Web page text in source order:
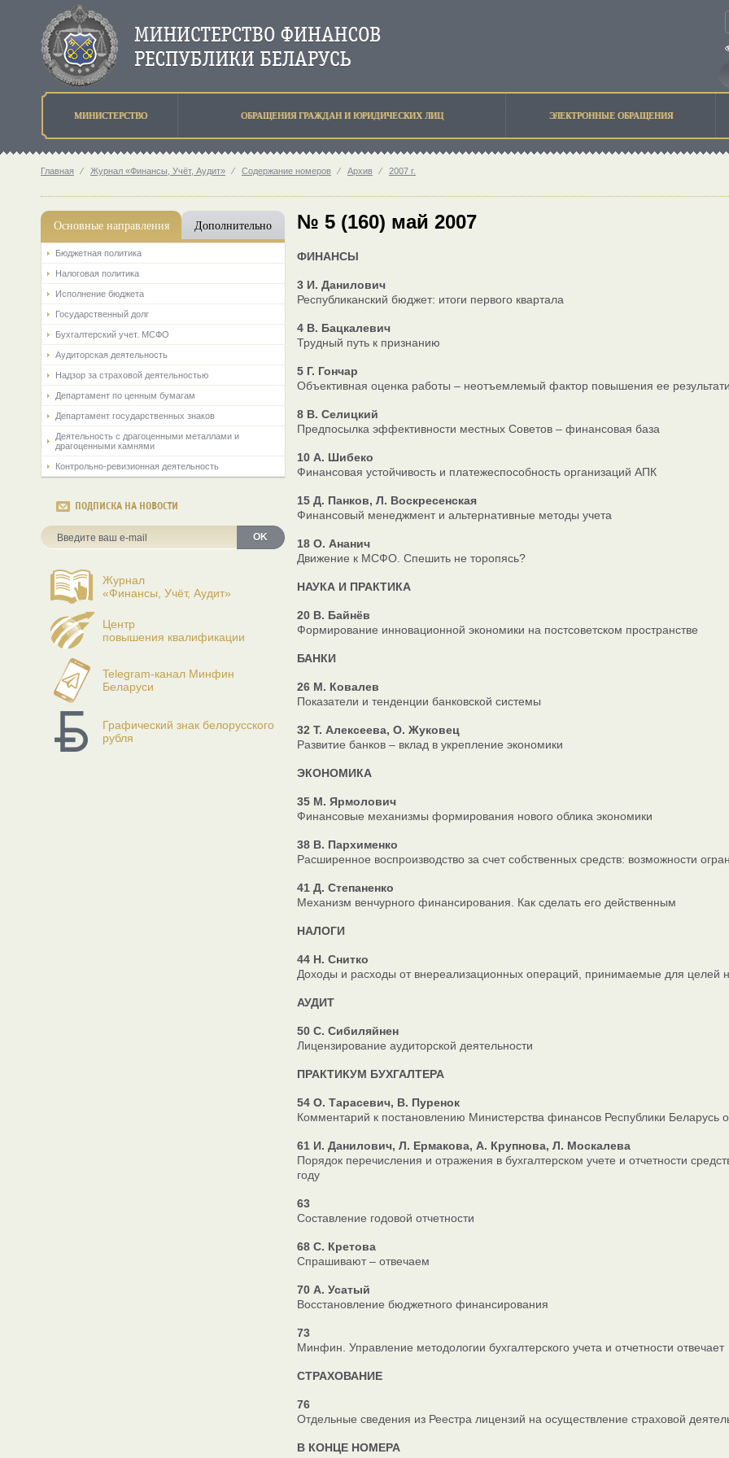
МИНИСТЕРСТВО ОБРАЩЕНИЯ ГРАЖДАН И ЮРИДИЧЕСКИХ ЛИЦ ЭЛЕКТРОННЫЕ ОБРАЩЕНИЯ
Главная ⁄ Журнал «Финансы, Учёт, Аудит» ⁄ Содержание номеров ⁄ Архив ⁄ 2007 г.
Основные направления Дополнительно
Бюджетная политика
Налоговая политика
Исполнение бюджета
Государственный долг
Бухгалтерский учет. МСФО
Аудиторская деятельность
Надзор за страховой деятельностью
Департамент по ценным бумагам
Департамент государственных знаков
Деятельность с драгоценными металлами и
драгоценными камнями
Контрольно-ревизионная деятельность
ПОДПИСКА НА НОВОСТИ
OK
Журнал
«Финансы, Учёт, Аудит»
Центр
повышения квалификации
Telegram-канал Минфин
Беларуси
Графический знак белорусского
рубля
№ 5 (160) май 2007
ФИНАНСЫ
3 И. Данилович
Республиканский бюджет: итоги первого квартала
4 В. Бацкалевич
Трудный путь к признанию
5 Г. Гончар
Объективная оценка работы – неотъемлемый фактор повышения ее
8 В. Селицкий
Предпосылка эффективности местных Советов – финансовая база
10 А. Шибеко
Финансовая устойчивость и платежеспособность организаций АПК
15 Д. Панков, Л. Воскресенская
Финансовый менеджмент и альтернативные методы учета
18 О. Ананич
Движение к МСФО. Спешить не торопясь?
НАУКА И ПРАКТИКА
20 В. Байнёв
Формирование инновационной экономики на постсоветском пространстве
БАНКИ
26 М. Ковалев
Показатели и тенденции банковской системы
32 Т. Алексеева, О. Жуковец
Развитие банков – вклад в укрепление экономики
ЭКОНОМИКА
35 М. Ярмолович
Финансовые механизмы формирования нового облика экономики
38 В. Пархименко
Расширенное воспроизводство за счет собственных средств: возможности
41 Д. Степаненко
Механизм венчурного финансирования. Как сделать его действенным
НАЛОГИ
44 Н. Снитко
Доходы и расходы от внереализационных операций, принимаемые для целей
АУДИТ
50 С. Сибиляйнен
Лицензирование аудиторской деятельности
ПРАКТИКУМ БУХГАЛТЕРА
54 О. Тарасевич, В. Пуренок
Комментарий к постановлению Министерства финансов Республики Беларусь
61 И. Данилович, Л. Ермакова, А. Крупнова, Л. Москалева
Порядок перечисления и отражения в бухгалтерском учете и отчетности
году
63
Составление годовой отчетности
68 С. Кретова
Спрашивают – отвечаем
70 А. Усатый
Восстановление бюджетного финансирования
73
Минфин. Управление методологии бухгалтерского учета и отчетности отвечает
СТРАХОВАНИЕ
76
Отдельные сведения из Реестра лицензий на осуществление страховой
В КОНЦЕ НОМЕРА